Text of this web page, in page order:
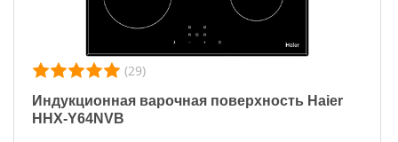
(29)
Индукционная варочная поверхность Haier
HHX-Y64NVB